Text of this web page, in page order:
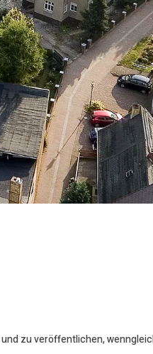
zu veröffentlichen,